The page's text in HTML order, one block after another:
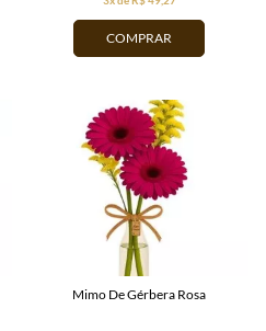
COMPRAR
Mimo De Gérbera Rosa